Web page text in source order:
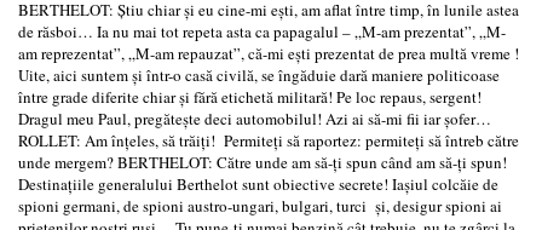
BERTHELOT: Ştiu chiar şi eu cine-mi eşti, am aflat între timp, în lunile astea
de răsboi… Ia nu mai tot repeta asta ca papagalul – „M-am prezentat”, „M-
am reprezentat”, „M-am repauzat”, că-mi eşti prezentat de prea multă vreme !
Uite, aici suntem şi într-o casă civilă, se îngăduie dară maniere politicoase
între grade diferite chiar şi fără etichetă militară! Pe loc repaus, sergent!
Dragul meu Paul, pregăteşte deci automobilul! Azi ai să-mi fii iar şofer…
ROLLET: Am înţeles, să trăiţi! Permiteţi să raportez: permiteţi să întreb către
unde mergem? BERTHELOT: Către unde am să-ţi spun când am să-ţi spun!
Destinaţiile generalului Berthelot sunt obiective secrete! Iaşiul colcăie de
spioni germani, de spioni austro-ungari, bulgari, turci şi, desigur spioni ai